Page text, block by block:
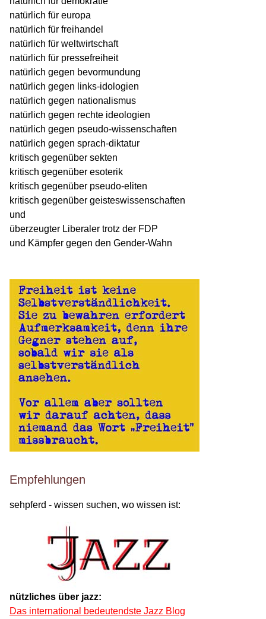
natürlich für europa
natürlich für freihandel
natürlich für weltwirtschaft
natürlich für pressefreiheit
natürlich gegen bevormundung
natürlich gegen links-idologien
natürlich gegen nationalismus
natürlich gegen rechte ideologien
natürlich gegen pseudo-wissenschaften
natürlich gegen sprach-diktatur
kritisch gegenüber sekten
kritisch gegenüber esoterik
kritisch gegenüber pseudo-eliten
kritisch gegenüber geisteswissenschaften
und
überzeugter Liberaler trotz der FDP
und Kämpfer gegen den Gender-Wahn
Empfehlungen
sehpferd - wissen suchen, wo wissen ist:
nützliches über jazz:
Das international bedeutendste Jazz Blog